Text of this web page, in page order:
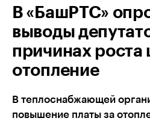
В «БашРТС»
выводы
причинах роста
отопление
В теплоснабжающей
повышение платы за